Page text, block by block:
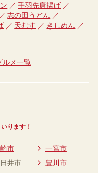
手羽先唐揚げ
志の田うどん
天むす
きしめん
ルメ一覧
ります！
市
一宮市
井市
豊川市